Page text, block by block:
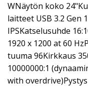
WNäytön koko
laitteet USB 3.2 Gen
IPSKatselusuhde
1920 x 1200 at 60
tuuma 96Kirkkaus
10000000:1
with